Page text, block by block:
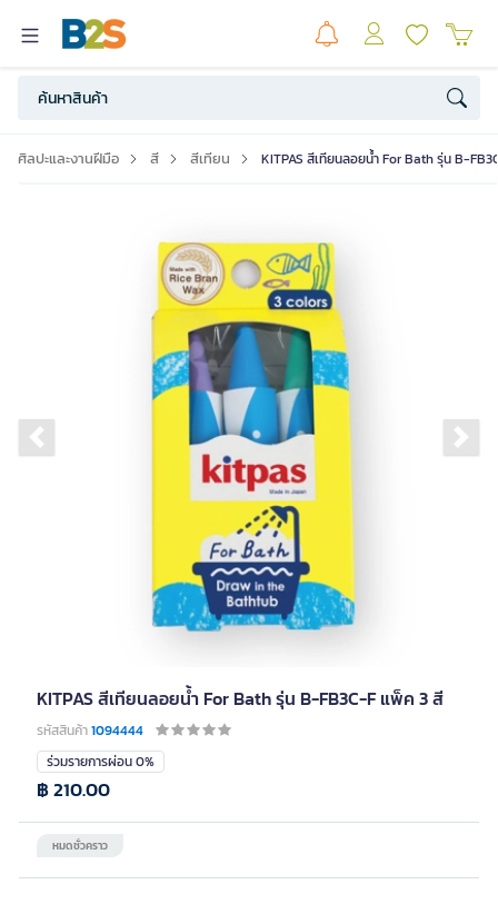
ศิลปะและงานฝีมือ สี สีเทียน KITPAS สีเทียนลอยน้ำ For Bath รุ่น B-
Previous slide
KITPAS สีเทียนลอยน้ำ For Bath รุ่น B-FB3C-F แพ็ค 3 สี
รหัสสินค้า1094444
ร่วมรายการผ่อน 0%
หมดชั่วคราว
฿ 210.00